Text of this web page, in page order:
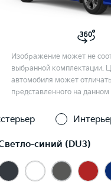
Изображение может не
выбранной комплектации.
автомобиля может
представленного на данном
синий (DU3)